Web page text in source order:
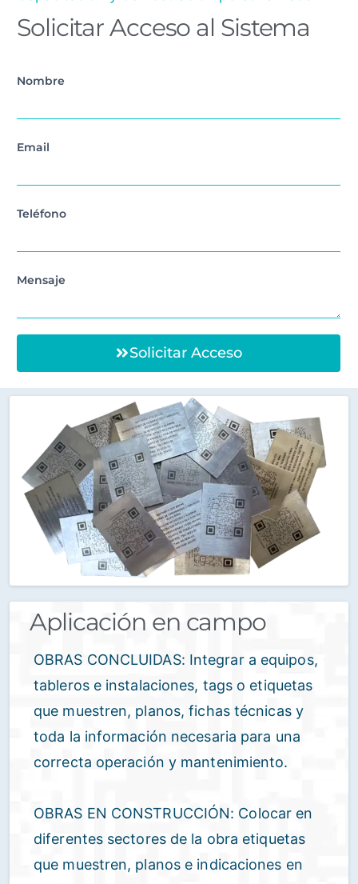
Solicitar Acceso al Sistema
Nombre
Email
Teléfono
Mensaje
Solicitar Acceso
Aplicación en campo
OBRAS CONCLUIDAS: Integrar a equipos,
tableros e instalaciones, tags o etiquetas
que muestren, planos, fichas técnicas y
toda la información necesaria para una
correcta operación y mantenimiento.
OBRAS EN CONSTRUCCIÓN: Colocar en
diferentes sectores de la obra etiquetas
que muestren, planos e indicaciones en